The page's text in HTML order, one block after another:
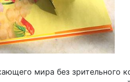
мира без зрительного